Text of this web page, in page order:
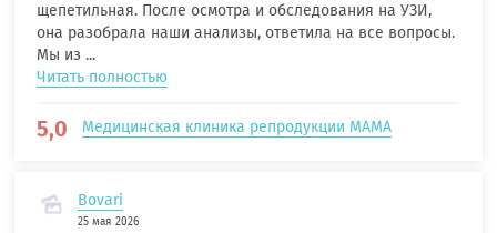
щепетильная. После осмотра и обследования на УЗИ,
она разобрала наши анализы, ответила на все вопросы.
Мы из ...
Читать полностью
5,0 Медицинская клиника репродукции МАМА
Bovari
25 мая 2026